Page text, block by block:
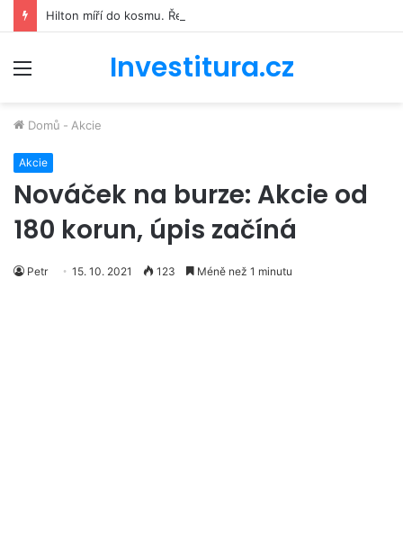
Investitura.cz
Domů - Akcie
Akcie
Nováček na burze: Akcie od
180 korun, úpis začíná
Petr 15. 10. 2021 123 Méně než 1 minutu